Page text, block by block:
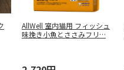
AllWell 室内猫用 フィッシュ
味挽き小魚とささみフリ…